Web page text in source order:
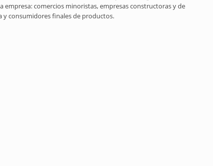
comercios minoristas, empresas constructoras y de
consumidores finales de productos.